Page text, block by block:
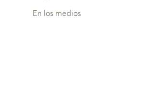
En los medios